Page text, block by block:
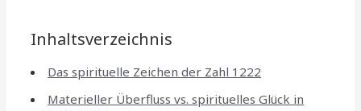
Inhaltsverzeichnis
Das spirituelle Zeichen der Zahl 1222
Materieller Überfluss vs. spirituelles Glück in